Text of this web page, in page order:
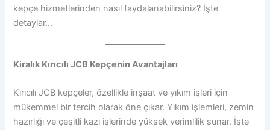
kepçe hizmetlerinden nasıl faydalanabilirsiniz? İşte
detaylar…
Kiralık Kırıcılı JCB Kepçenin Avantajları
Kırıcılı JCB kepçeler, özellikle inşaat ve yıkım işleri için
mükemmel bir tercih olarak öne çıkar. Yıkım işlemleri, zemin
hazırlığı ve çeşitli kazı işlerinde yüksek verimlilik sunar. İşte